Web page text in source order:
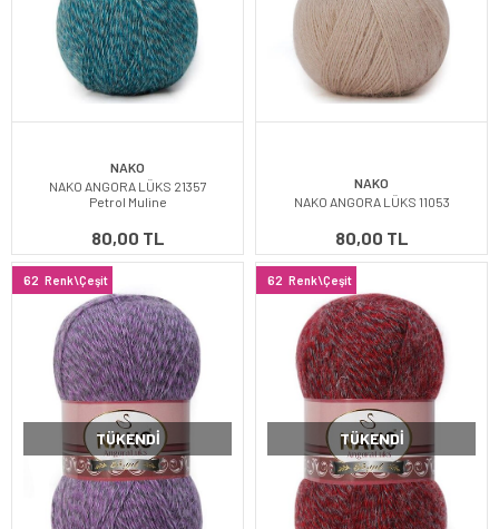
NAKO
NAKO ANGORA LÜKS 21357
Petrol Muline
80,00 TL
NAKO
NAKO ANGORA LÜKS 11053
80,00 TL
62 Renk\Çeşit
TÜKENDI
62 Renk\Çeşit
TÜKENDI